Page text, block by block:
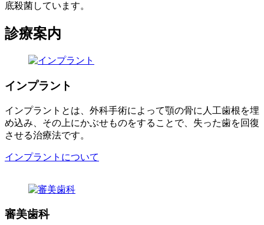
底殺菌しています。
診療案内
インプラント
インプラントとは、外科手術によって顎の骨に人工歯根を埋
め込み、その上にかぶせものをすることで、失った歯を回復
させる治療法です。
インプラントについて
審美歯科